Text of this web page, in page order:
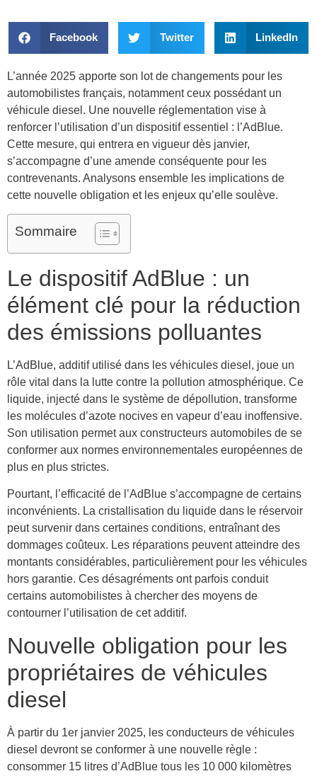
Facebook Twitter LinkedIn
L’année 2025 apporte son lot de changements pour les
automobilistes français, notamment ceux possédant un
véhicule diesel. Une nouvelle réglementation vise à
renforcer l’utilisation d’un dispositif essentiel : l’AdBlue.
Cette mesure, qui entrera en vigueur dès janvier,
s’accompagne d’une amende conséquente pour les
contrevenants. Analysons ensemble les implications de
cette nouvelle obligation et les enjeux qu’elle soulève.
Sommaire
Le dispositif AdBlue : un
élément clé pour la réduction
des émissions polluantes
L’AdBlue, additif utilisé dans les véhicules diesel, joue un
rôle vital dans la lutte contre la pollution atmosphérique. Ce
liquide, injecté dans le système de dépollution, transforme
les molécules d’azote nocives en vapeur d’eau inoffensive.
Son utilisation permet aux constructeurs automobiles de se
conformer aux normes environnementales européennes de
plus en plus strictes.
Pourtant, l’efficacité de l’AdBlue s’accompagne de certains
inconvénients. La cristallisation du liquide dans le réservoir
peut survenir dans certaines conditions, entraînant des
dommages coûteux. Les réparations peuvent atteindre des
montants considérables, particulièrement pour les véhicules
hors garantie. Ces désagréments ont parfois conduit
certains automobilistes à chercher des moyens de
contourner l’utilisation de cet additif.
Nouvelle obligation pour les
propriétaires de véhicules
diesel
À partir du 1er janvier 2025, les conducteurs de véhicules
diesel devront se conformer à une nouvelle règle :
consommer 15 litres d’AdBlue tous les 10 000 kilomètres